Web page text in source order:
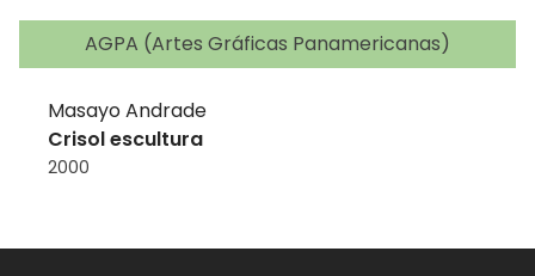
AGPA (Artes Gráficas Panamericanas)
Masayo Andrade
Crisol escultura
2000